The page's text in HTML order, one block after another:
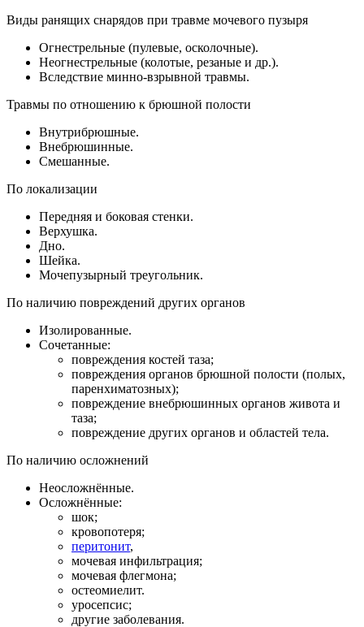
Виды ранящих снарядов при травме мочевого пузыря
Огнестрельные (пулевые, осколочные).
Неогнестрельные (колотые, резаные и др.).
Вследствие минно-взрывной травмы.
Травмы по отношению к брюшной полости
Внутрибрюшные.
Внебрюшинные.
Смешанные.
По локализации
Передняя и боковая стенки.
Верхушка.
Дно.
Шейка.
Мочепузырный треугольник.
По наличию повреждений других органов
Изолированные.
Сочетанные:
повреждения костей таза;
повреждения органов брюшной полости (полых,
паренхиматозных);
повреждение внебрюшинных органов живота и
таза;
повреждение других органов и областей тела.
По наличию осложнений
Неосложнённые.
Осложнённые:
шок;
кровопотеря;
перитонит,
мочевая инфильтрация;
мочевая флегмона;
остеомиелит.
уросепсис;
другие заболевания.